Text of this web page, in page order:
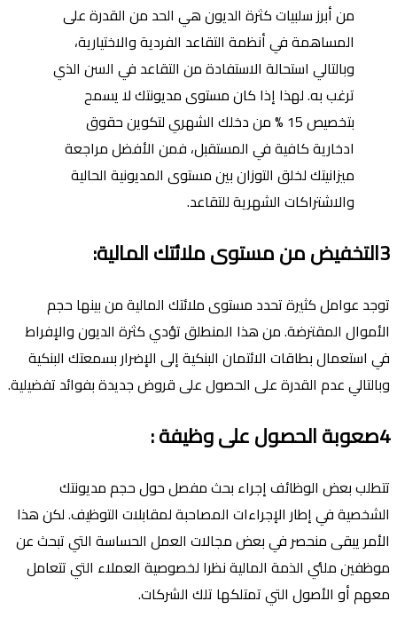
من أبرز سلبيات كثرة الديون هي الحد من القدرة على
المساهمة في أنظمة التقاعد الفردية والاختيارية،
وبالتالي استحالة الاستفادة من التقاعد في السن الذي
ترغب به. لهذا إذا كان مستوى مديونتك لا يسمح
بتخصيص 15 % من دخلك الشهري لتكوين حقوق
ادخارية كافية في المستقبل، فمن الأفضل مراجعة
ميزانيتك لخلق التوزان بين مستوى المديونية الحالية
والاشتراكات الشهرية للتقاعد.
3التخفيض من مستوى ملائتك المالية:
توجد عوامل كثيرة تحدد مستوى ملائتك المالية من بينها حجم
الأموال المقترضة. من هذا المنطلق تؤدي كثرة الديون والإفراط
في استعمال بطاقات الائتمان البنكية إلى الإضرار بسمعتك البنكية
وبالتالي عدم القدرة على الحصول على قروض جديدة بفوائد تفضيلية.
4صعوبة الحصول على وظيفة :
تتطلب بعض الوظائف إجراء بحث مفصل حول حجم مديونتك
الشخصية في إطار الإجراءات المصاحبة لمقابلات التوظيف. لكن هذا
الأمر يبقى منحصر في بعض مجالات العمل الحساسة التي تبحث عن
موظفين ملئي الذمة المالية نظرا لخصوصية العملاء التي تتعامل
معهم أو الأصول التي تمتلكها تلك الشركات.